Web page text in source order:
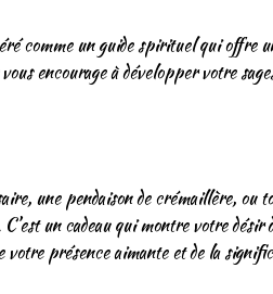
comme un guide spirituel qui offre
encourage à développer votre
une pendaison de crémaillère, ou
un cadeau qui montre votre désir
votre présence aimante et de la